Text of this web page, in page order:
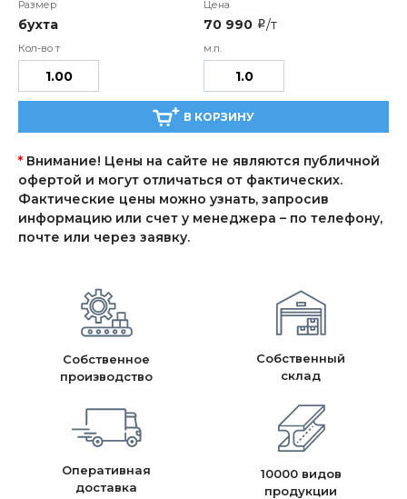
бухта 70 990 i/т
В КОРЗИНУ
* Внимание! Цены на сайте не являются публичной
офертой и могут отличаться от фактических.
Фактические цены можно узнать, запросив
информацию или счет у менеджера – по телефону,
почте или через заявку.
Собственное
производство
Собственный
склад
Оперативная
доставка
10000 видов
продукции